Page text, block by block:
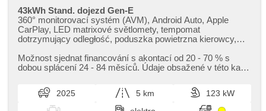
43kWh Stand. dojezd Gen-E
360° monitorovací systém (AVM), Android Auto, Apple
CarPlay, LED matrixové světlomety, tempomat
dotrzymujący odległość, poduszka powietrzna kierowcy,
asistent rozjezdu do kopce (HSA), klimatronic, automat,
automatické přepínání dálkových světel, radio fabryczne,
příjem rádia (DAB), digitální přístrojová deska, digitální
přístrojový štít, 2 strefowa klimatyzacja, el. lusterka,
elektronická ruční brzda, hands free, hlasové ovládání
Možnost sjednat financování s akontací od 20 ​- 70 % s
dobou splácení 24 ​- 84 měsíců. Údaje obsažené v této kartě
2025 5 km
123 kW